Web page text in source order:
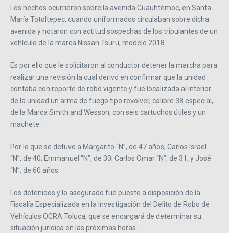
Los hechos ocurrieron sobre la avenida Cuauhtémoc, en Santa
María Totoltepec, cuando uniformados circulaban sobre dicha
avenida y notaron con actitud sospechas de los tripulantes de un
vehículo de la marca Nissan Tsuru, modelo 2018.
Es por ello que le solicitaron al conductor detener la marcha para
realizar una revisión la cual derivó en confirmar que la unidad
contaba con reporte de robo vigente y fue localizada al interior
de la unidad un arma de fuego tipo revolver, calibre 38 especial,
de la Marca Smith and Wesson, con seis cartuchos útiles y un
machete.
Por lo que se detuvo a Margarito “N”, de 47 años; Carlos Israel
“N”, de 40; Emmanuel “N”, de 30; Carlos Omar “N”, de 31, y José
“N”, de 60 años.
Los detenidos y lo asegurado fue puesto a disposición de la
Fiscalía Especializada en la Investigación del Delito de Robo de
Vehículos OCRA Toluca, que se encargará de determinar su
situación jurídica en las próximas horas.